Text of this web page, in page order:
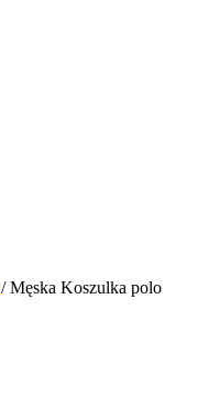
/Męska Koszulka polo